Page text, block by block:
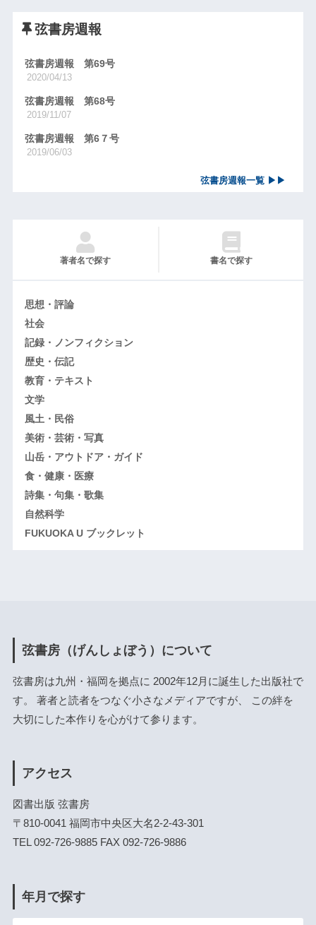
弦書房週報
弦書房週報 第69号
2020/04/13
弦書房週報 第68号
2019/11/07
弦書房週報 第6７号
2019/06/03
弦書房週報一覧 ▶▶
著者名で探す 書名で探す
思想・評論
社会
記録・ノンフィクション
歴史・伝記
教育・テキスト
文学
風土・民俗
美術・芸術・写真
山岳・アウトドア・ガイド
食・健康・医療
詩集・句集・歌集
自然科学
FUKUOKA U ブックレット
弦書房（げんしょぼう）について
弦書房は九州・福岡を拠点に 2002年12月に誕生した出版社で
す。 著者と読者をつなぐ小さなメディアですが、 この絆を
大切にした本作りを心がけて参ります。
アクセス
図書出版 弦書房
〒810-0041 福岡市中央区大名2-2-43-301
TEL 092-726-9885 FAX 092-726-9886
年月で探す